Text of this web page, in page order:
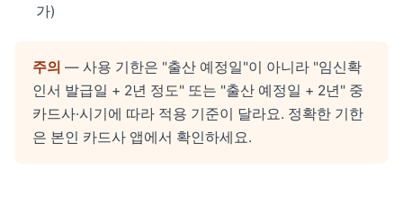
가)
주의 — 사용 기한은 "출산 예정일"이 아니라 "임신확
인서 발급일 + 2년 정도" 또는 "출산 예정일 + 2년" 중
카드사·시기에 따라 적용 기준이 달라요. 정확한 기한
은 본인 카드사 앱에서 확인하세요.